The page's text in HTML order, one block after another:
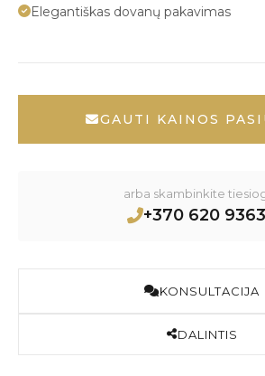
Elegantiškas dovanų pakavimas
GAUTI KAINOS
arba skambinkite
+370 620
KONSULTACIJA
DALINTIS